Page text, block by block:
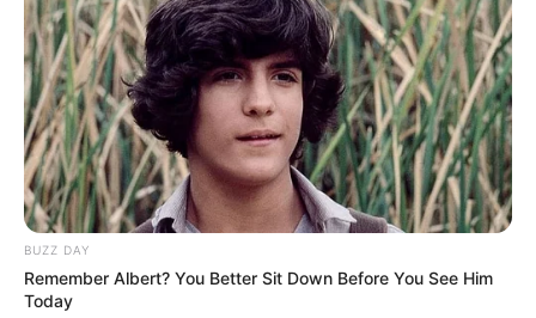
BUZZ DAY
Remember Albert? You Better Sit Down Before You See Him
Today